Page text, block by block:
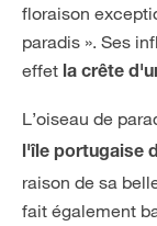
floraison
paradis ». Ses
effet la crête
L’oiseau de
l'île portugaise
raison de sa
fait également